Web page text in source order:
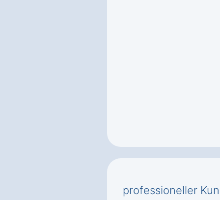
professioneller